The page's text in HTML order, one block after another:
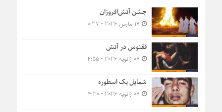
جشن آتش‌افروزان
ققنوس در آتش
شمایل یک اسطوره